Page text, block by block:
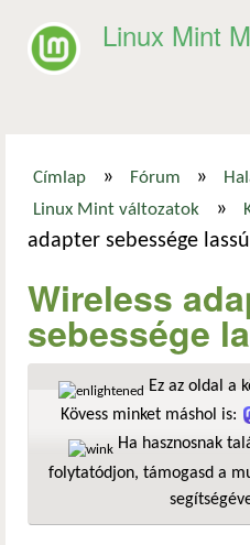
Linux Mint
Jelenlegi hely
Címlap » Fórum »
Linux Mint változatok »
adapter sebessége lassú
Wireless
sebessége
Ez az oldal a
Kövess minket máshol is:
Ha hasznosnak
folytatódjon, támogasd a